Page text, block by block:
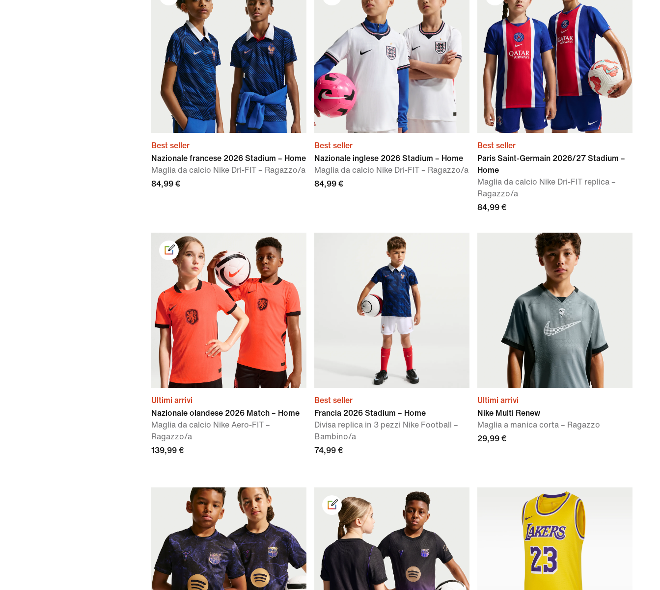
Best seller
Nazionale francese 2026 Stadium – Home
Maglia da calcio Nike Dri-FIT – Ragazzo/a
84,99 €
Best seller
Nazionale inglese 2026 Stadium – Home
Maglia da calcio Nike Dri-FIT – Ragazzo/a
84,99 €
Best seller
Paris Saint-Germain 2026/27 Stadium –
Home
Maglia da calcio Nike Dri-FIT replica –
Ragazzo/a
84,99 €
Ultimi arrivi
Nazionale olandese 2026 Match – Home
Maglia da calcio Nike Aero-FIT –
Ragazzo/a
139,99 €
Best seller
Francia 2026 Stadium – Home
Divisa replica in 3 pezzi Nike Football –
Bambino/a
74,99 €
Ultimi arrivi
Nike Multi Renew
Maglia a manica corta – Ragazzo
29,99 €